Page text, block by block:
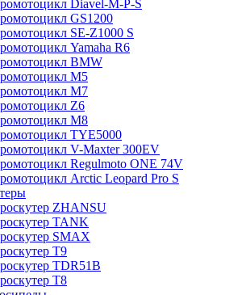
Diavel-M-P-S
GS1200
SE-Z1000 S
Yamaha R6
BMW
М5
М7
Z6
М8
TYE5000
V-Maxter 300EV
Regulmoto ONE 74V
Arctic Leopard Pro S
ZHANSU
TANK
SMAX
T9
TDR51B
T8